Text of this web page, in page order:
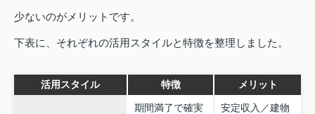
少ないのがメリットです。
下表に、それぞれの活用スタイルと特徴を整理しました。
活用スタイル 特徴 メリット
期間満了で確実
安定収入／建物